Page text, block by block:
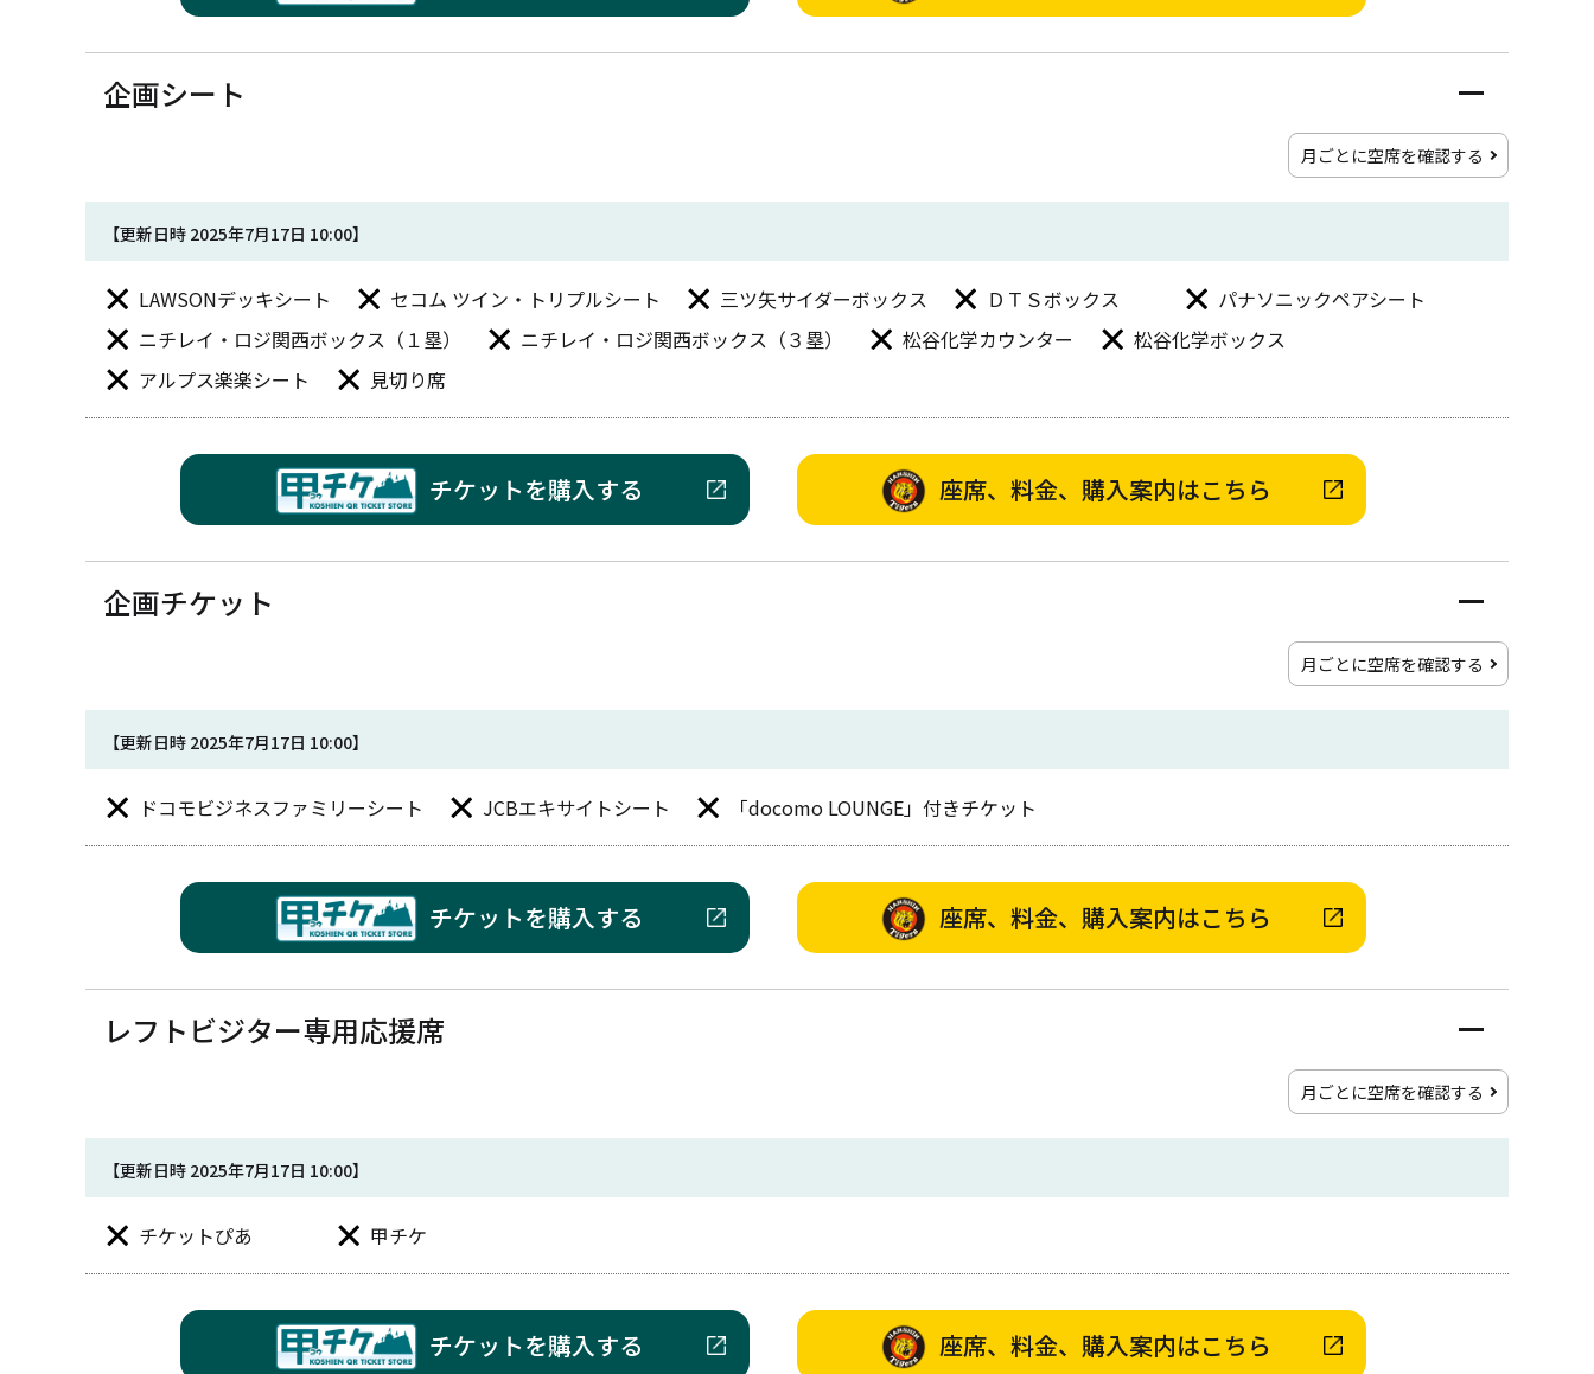
企画シート
月ごとに空席を確認する
【更新日時 2025年7月17日 10:00】
LAWSONデッキシート セコム ツイン・トリプルシート 三ツ矢サイダーボックス ＤＴＳボックス
パナソニックペアシート
ニチレイ・ロジ関西ボックス（１塁）
ニチレイ・ロジ関西ボックス（３塁） 松谷化学カウンター
松谷化学ボックス
アルプス楽楽シート
見切り席
チケットを購入する 座席、料金、購入案内はこちら
企画チケット
月ごとに空席を確認する
【更新日時 2025年7月17日 10:00】
ドコモビジネスファミリーシート JCBエキサイトシート 「docomo LOUNGE」付きチケット
チケットを購入する 座席、料金、購入案内はこちら
レフトビジター専用応援席
月ごとに空席を確認する
【更新日時 2025年7月17日 10:00】
チケットぴあ 甲チケ
チケットを購入する 座席、料金、購入案内はこちら